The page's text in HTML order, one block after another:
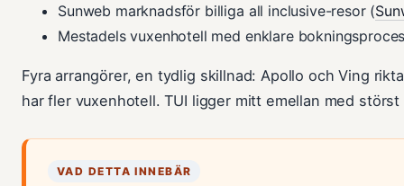
Sunweb marknadsför billiga all inclusive-resor (
Mestadels vuxenhotell med enklare
Fyra arrangörer, en tydlig skillnad: Apollo och Ving
har fler vuxenhotell. TUI ligger mitt emellan med störst
VAD DETTA INNEBÄR